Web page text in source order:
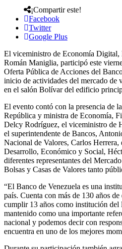
¡Compartir este!
Facebook
Twitter
Google Plus
El viceministro de Economía Digital,
Román Maniglia, participó este
Oferta Pública de Acciones del
inicio de actividades del mercado de
en el salón Bolívar del edificio
El evento contó con la presencia de
República y ministra de Economía,
Delcy Rodríguez, el viceministro de
el superintendente de Bancos,
Nacional de Valores, Carlos Herrera,
Desarrollo, Económico y Social,
diferentes representantes del
Bolsas y Casas de Valores tanto
“El Banco de Venezuela es una
país. Cuenta con más de 130 años
cumplir 13 años como institución del
mantenido como una importante
nacional y podemos decir con
encuentra en uno de los mejores